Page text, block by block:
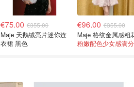
€75.00 €355.00
Maje 天鹅绒亮片迷你连
衣裙 黑色
€96.00 €355.00
粉嫩配色少女感满